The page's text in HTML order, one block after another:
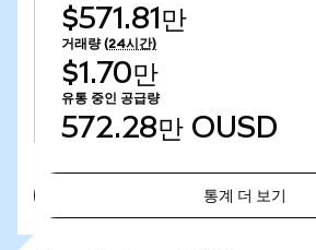
$571.81만
거래량 (24시간)
$1.70만
유통 중인 공급량
572.28만 OUSD
통계 더 보기